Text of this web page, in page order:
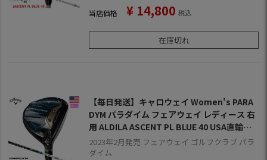
当店価格 ¥ 14,800 税込
在庫切れ
【毎日発送】キャロウェイ Women's PARA
DYM パラダイム フェアウェイ レディース 右
用 ALDILA ASCENT PL BLUE 40 USA直輸入
品 2023年モデル
2023年2月発売 フェアウェイ ゴルフクラブ パラ
ダイム